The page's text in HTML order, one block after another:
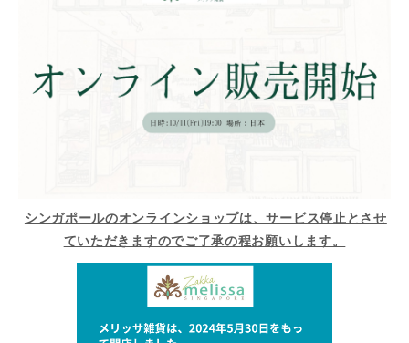
シンガポールのオンラインショップは、サービス停止とさせ
ていただきますのでご了承の程お願いします。